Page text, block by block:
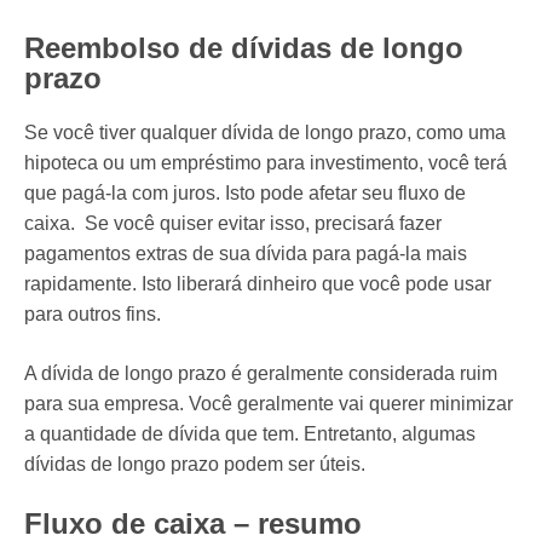
Reembolso de dívidas de longo
prazo
Se você tiver qualquer dívida de longo prazo, como uma
hipoteca ou um empréstimo para investimento, você terá
que pagá-la com juros. Isto pode afetar seu fluxo de
caixa. Se você quiser evitar isso, precisará fazer
pagamentos extras de sua dívida para pagá-la mais
rapidamente. Isto liberará dinheiro que você pode usar
para outros fins.
A dívida de longo prazo é geralmente considerada ruim
para sua empresa. Você geralmente vai querer minimizar
a quantidade de dívida que tem. Entretanto, algumas
dívidas de longo prazo podem ser úteis.
Fluxo de caixa – resumo